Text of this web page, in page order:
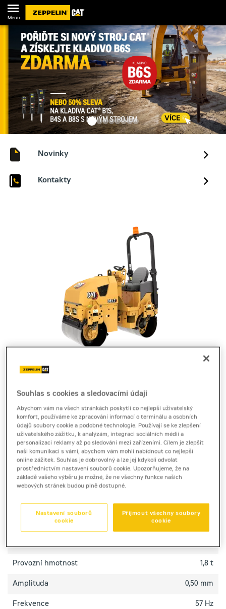
Menu
Novinky
Kontakty
Produktový list [0,2 MB]
Tandemový válec Cat CB1.7 nabízí skvělou
manévrovatelnost, rovnoměrné hutnění a efektivní
práci ve stísněném prostoru.
Výkon motoru
Provozní hmotnost 1,8 t
Amplituda 0,50 mm
Frekvence 57 Hz
Souhlas s cookies a sledovacími údaji
Abychom vám na všech stránkách poskytli co nejlepší uživatelský
komfort, používáme ke zpracování informací o terminálu a osobních
údajů soubory cookie a podobné technologie. Používají se ke zlepšení
uživatelského zážitku, k analýzám, integraci sociálních médií a
personalizaci reklamy až po sledování mezi zařízeními. Cílem je zlepšit
naši komunikaci s vámi, abychom vám mohli nabídnout co nejlepší
online zážitek. Souhlas je dobrovolný a lze jej kdykoli odvolat
prostřednictvím nastavení souborů cookie. Upozorňujeme, že na
základě vašeho výběru je možné, že ne všechny funkce našich
webových stránek budou plně dostupné.
Přijmout všechny soubory
cookie
Nastavení souborů
cookie